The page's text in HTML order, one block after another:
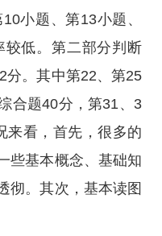
小题、第13小题、
较低。第二部分判断
分。其中第22、第25
合题40分，第31、3
来看，首先，很多的
些基本概念、基础知
彻。其次，基本读图